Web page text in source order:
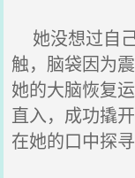
她没想过自
触，脑袋因为
她的大脑恢复
直入，成功撬
在她的口中探寻